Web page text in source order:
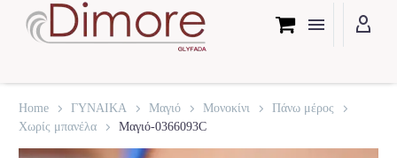
Home ΓΥΝΑΙΚΑ Μαγιό Μονοκίνι
Πάνω μέρος
Χωρίς μπανέλα
Μαγιό-0366093C